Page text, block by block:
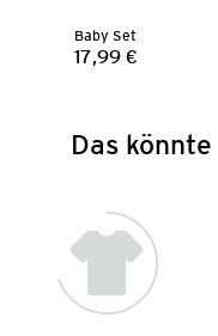
Baby Set
Preis:
17,99 €
Das